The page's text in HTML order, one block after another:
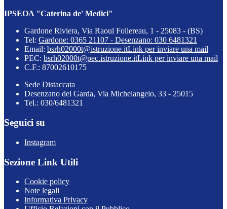
IPSEOA "Caterina de' Medici"
Gardone Riviera, Via Raoul Follereau, 1 - 25083 - (BS)
Tel: Gardone: 0365 21107 - Desenzano: 030 6481321
Email: bsrh02000t@istruzione.itLink per inviare una mail
PEC: bsrh02000t@pec.istruzione.itLink per inviare una mail
C.F.: 87002610175
Sede Distaccata
Desenzano del Garda, Via Michelangelo, 33 - 25015
Tel.: 030/6481321
Seguici su
Instagram
Sezione Link Utili
Cookie policy
Note legali
Informativa Privacy